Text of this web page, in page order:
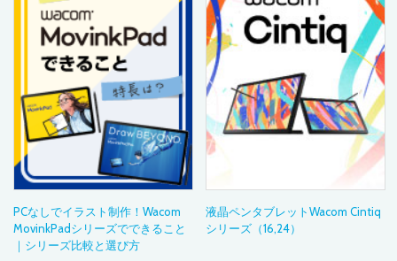
PCなしでイラスト制作！Wacom
MovinkPadシリーズでできること
｜シリーズ比較と選び方
液晶ペンタブレットWacom Cintiq
シリーズ（16,24）